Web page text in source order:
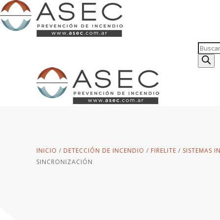
de
INICIO / DETECCIÓN DE INCENDIO / FIRELITE / SISTEMAS
SINCRONIZACIÓN